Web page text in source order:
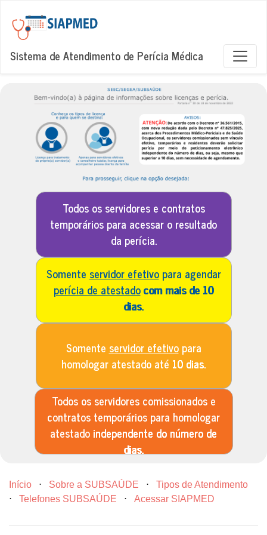
Sistema de Atendimento de Perícia Médica
Todos os servidores e contratos
temporários para acessar o resultado
da perícia.
Somente servidor efetivo
para agendar
perícia de atestadocom mais de 10
dias.
Somente servidor efetivopara
homologar atestado até 10 dias.
Todos os servidores comissionados e
contratos temporários para homologar
atestado independente do número de
dias.
Início ⋅ Sobre a SUBSAÚDE ⋅
Tipos de Atendimento
⋅
Telefones SUBSAÚDE ⋅ Acessar SIAPMED